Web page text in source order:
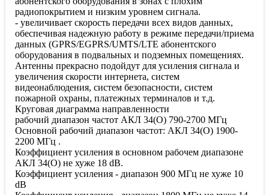
радиопокрытием и низким уровнем сигнала.
- увеличивает скорость передачи всех видов данных,
обеспечивая надежную работу в режиме передачи/приема
данных (GPRS/EGPRS/UMTS/LTE абонентского
оборудования в подвальных и подземных помещениях.
Антенны прекрасно подойдут для усиления сигнала и
увеличения скорости интернета, систем
видеонаблюдения, систем безопасности, систем
пожарной охраны, платежных терминалов и т.д.
Круговая диаграмма направленности
рабочий диапазон частот АКЛ 34(О) 790-2700 МГц
Основной рабочий диапазон частот: АКЛ 34(О) 1900-
2200 МГц .
Коэффициент усиления в основном рабочем диапазоне
АКЛ 34(О) не хуже 18 dB.
Коэффициент усиления - диапазон 900 МГц не хуже 10
dB